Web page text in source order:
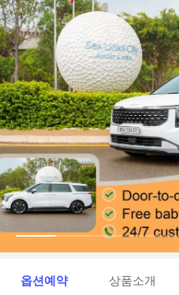
옵션예약 상품소개